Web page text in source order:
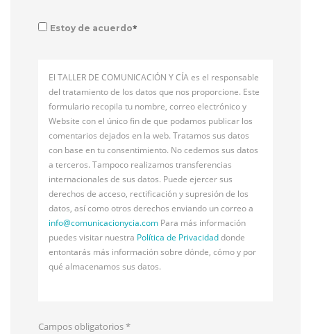
Estoy de acuerdo*
El TALLER DE COMUNICACIÓN Y CÍA es el responsable
del tratamiento de los datos que nos proporcione. Este
formulario recopila tu nombre, correo electrónico y
Website con el único fin de que podamos publicar los
comentarios dejados en la web. Tratamos sus datos
con base en tu consentimiento. No cedemos sus datos
a terceros. Tampoco realizamos transferencias
internacionales de sus datos. Puede ejercer sus
derechos de acceso, rectificación y supresión de los
datos, así como otros derechos enviando un correo a
info@comunicacionycia.com Para más información
puedes visitar nuestra Política de Privacidaddonde
entontarás más información sobre dónde, cómo y por
qué almacenamos sus datos.
Campos obligatorios*